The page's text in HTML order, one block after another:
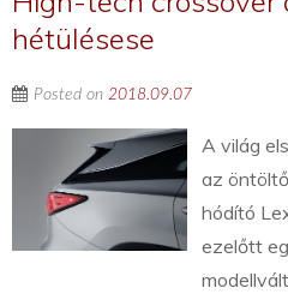
hétülésese
Posted on 2018.09.07
A világ
az
hódító
ezelőtt